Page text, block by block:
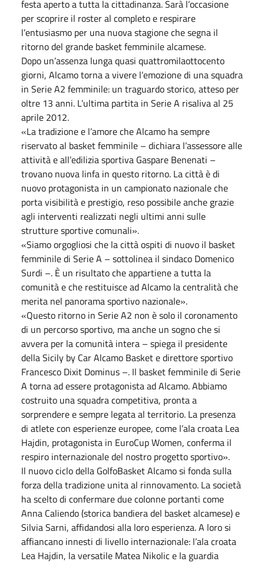
festa aperto a tutta la cittadinanza. Sarà l’occasione
per scoprire il roster al completo e respirare
l’entusiasmo per una nuova stagione che segna il
ritorno del grande basket femminile alcamese.
Dopo un’assenza lunga quasi quattromilaottocento
giorni, Alcamo torna a vivere l’emozione di una squadra
in Serie A2 femminile: un traguardo storico, atteso per
oltre 13 anni. L’ultima partita in Serie A risaliva al 25
aprile 2012.
«La tradizione e l’amore che Alcamo ha sempre
riservato al basket femminile – dichiara l’assessore alle
attività e all’edilizia sportiva Gaspare Benenati –
trovano nuova linfa in questo ritorno. La città è di
nuovo protagonista in un campionato nazionale che
porta visibilità e prestigio, reso possibile anche grazie
agli interventi realizzati negli ultimi anni sulle
strutture sportive comunali».
«Siamo orgogliosi che la città ospiti di nuovo il basket
femminile di Serie A – sottolinea il sindaco Domenico
Surdi –. È un risultato che appartiene a tutta la
comunità e che restituisce ad Alcamo la centralità che
merita nel panorama sportivo nazionale».
«Questo ritorno in Serie A2 non è solo il coronamento
di un percorso sportivo, ma anche un sogno che si
avvera per la comunità intera – spiega il presidente
della Sicily by Car Alcamo Basket e direttore sportivo
Francesco Dixit Dominus –. Il basket femminile di Serie
A torna ad essere protagonista ad Alcamo. Abbiamo
costruito una squadra competitiva, pronta a
sorprendere e sempre legata al territorio. La presenza
di atlete con esperienze europee, come l’ala croata Lea
Hajdin, protagonista in EuroCup Women, conferma il
respiro internazionale del nostro progetto sportivo».
Il nuovo ciclo della GolfoBasket Alcamo si fonda sulla
forza della tradizione unita al rinnovamento. La società
ha scelto di confermare due colonne portanti come
Anna Caliendo (storica bandiera del basket alcamese) e
Silvia Sarni, affidandosi alla loro esperienza. A loro si
affiancano innesti di livello internazionale: l’ala croata
Lea Hajdin, la versatile Matea Nikolic e la guardia